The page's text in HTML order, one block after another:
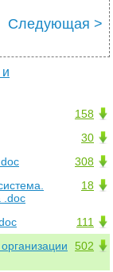
Следующая >
158
30
308
18
.doc
111
502